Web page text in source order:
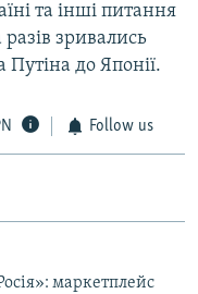
та інші питання
зривались
Путіна до Японії.
Follow us
маркетплейс